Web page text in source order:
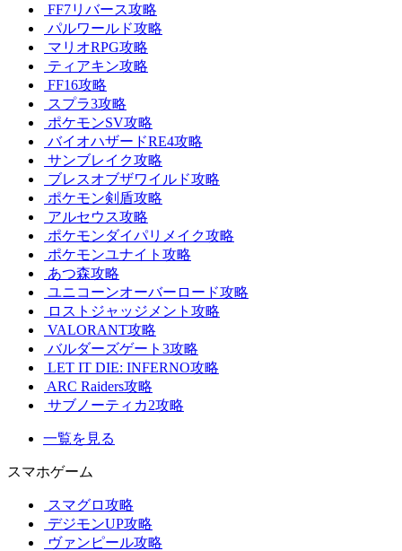
FF7リバース攻略
パルワールド攻略
マリオRPG攻略
ティアキン攻略
FF16攻略
スプラ3攻略
ポケモンSV攻略
バイオハザードRE4攻略
サンブレイク攻略
ブレスオブザワイルド攻略
ポケモン剣盾攻略
アルセウス攻略
ポケモンダイパリメイク攻略
ポケモンユナイト攻略
あつ森攻略
ユニコーンオーバーロード攻略
ロストジャッジメント攻略
VALORANT攻略
バルダーズゲート3攻略
LET IT DIE: INFERNO攻略
ARC Raiders攻略
サブノーティカ2攻略
一覧を見る
スマホゲーム
スマグロ攻略
デジモンUP攻略
ヴァンピール攻略